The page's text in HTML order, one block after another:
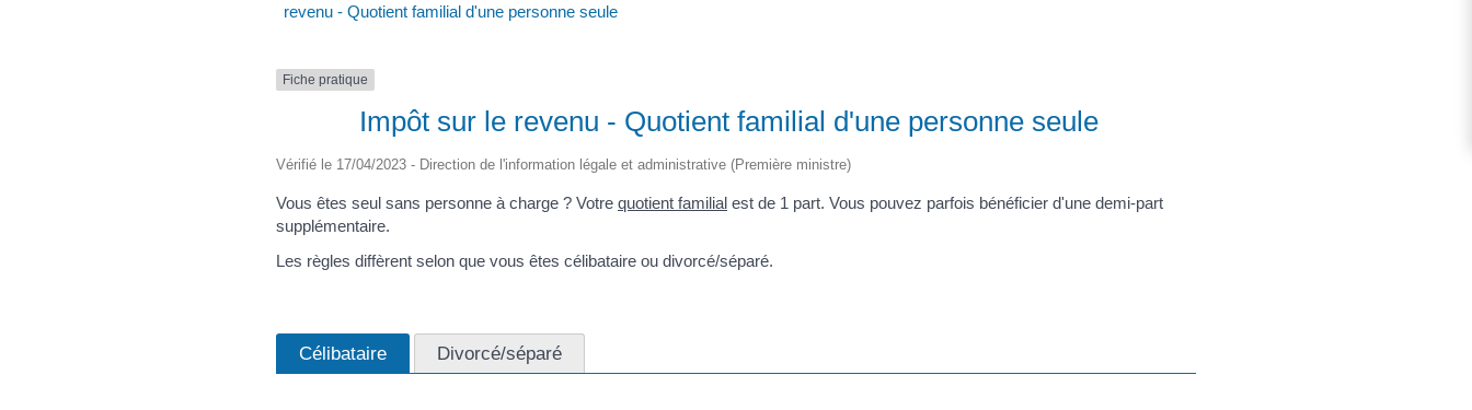
revenu - Quotient familial d'une personne seule
Fiche pratique
Impôt sur le revenu - Quotient familial d'une personne seule
Vérifié le 17/04/2023 - Direction de l'information légale et administrative (Première ministre)
Vous êtes seul sans personne à charge ? Votre quotient familial est de 1 part. Vous pouvez parfois bénéficier d'une demi-part
supplémentaire.
Les règles diffèrent selon que vous êtes célibataire ou divorcé/séparé.
Célibataire Divorcé/séparé